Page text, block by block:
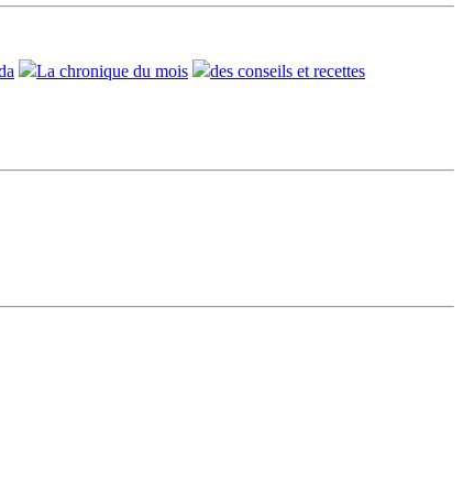
La chronique du mois
des conseils et recettes